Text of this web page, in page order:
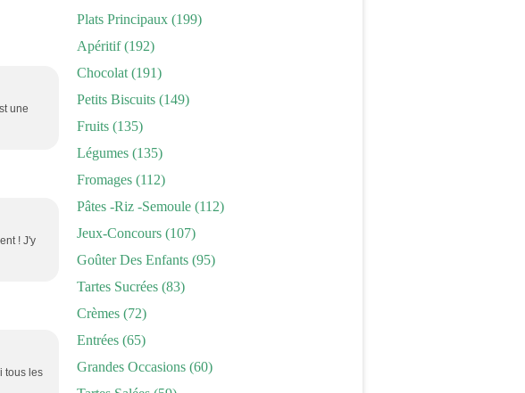
une
! J'y
tous les
Plats Principaux (199)
Apéritif(192)
Chocolat (191)
Petits Biscuits (149)
Fruits (135)
Légumes (135)
Fromages (112)
Pâtes -riz -semoule (112)
Jeux-Concours (107)
Goûter Des Enfants (95)
Tartes Sucrées (83)
Crèmes (72)
Entrées (65)
Grandes Occasions (60)